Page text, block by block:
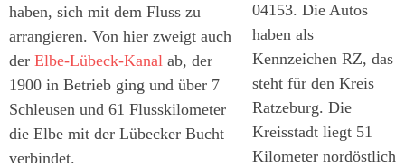
haben, sich mit dem Fluss zu
arrangieren. Von hier zweigt auch
der Elbe-Lübeck-Kanal ab, der
1900 in Betrieb ging und über 7
Schleusen und 61 Flusskilometer
die Elbe mit der Lübecker Bucht
verbindet.
04153. Die Autos
haben als
Kennzeichen RZ, das
steht für den Kreis
Ratzeburg. Die
Kreisstadt liegt 51
Kilometer nordöstlich